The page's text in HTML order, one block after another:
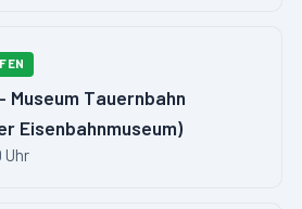
Museum Tauernbahn
Eisenbahnmuseum)
Uhr